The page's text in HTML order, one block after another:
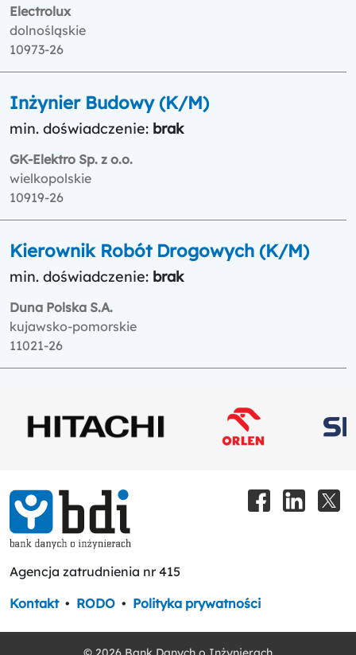
Electrolux
dolnośląskie
10973-26
Inżynier Budowy (K/M)
min. doświadczenie: brak
GK-Elektro Sp. z o.o.
wielkopolskie
10919-26
Kierownik Robót Drogowych (K/M)
min. doświadczenie: brak
Duna Polska S.A.
kujawsko-pomorskie
11021-26
Agencja zatrudnienia nr 415
Kontakt • RODO • Polityka prywatności